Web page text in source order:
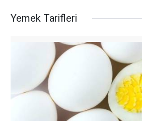
Yemek Tarifleri